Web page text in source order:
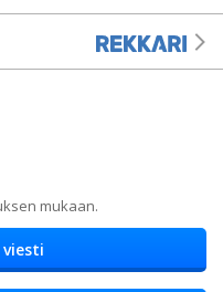
mukaan.